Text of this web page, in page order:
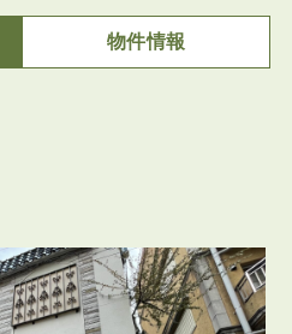
物件情報